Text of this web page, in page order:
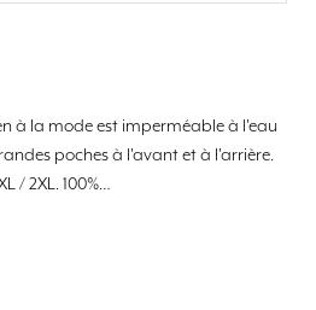
à la mode est imperméable à l'eau
poches à l'avant et à l'arrière.
/ 2XL. 100%…